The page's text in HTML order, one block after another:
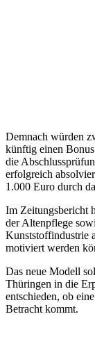
Demnach würden
künftig einen
die
erfolgreich
1.000 Euro durch
Im Zeitungsbericht
der Altenpflege
Kunststoffindustrie
motiviert werden
Das neue Modell
Thüringen in die
entschieden, ob
Betracht kommt.